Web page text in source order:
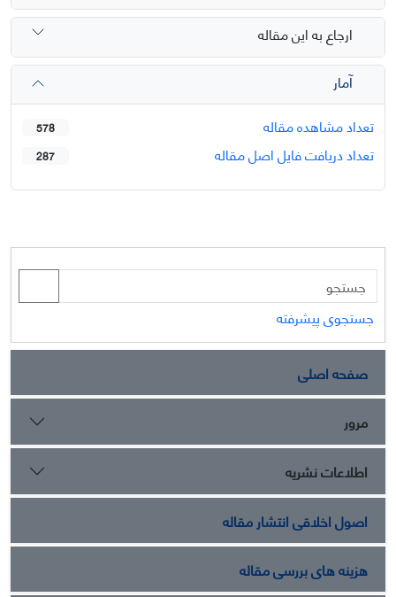
ارجاع به این مقاله
آمار
تعداد مشاهده مقاله
578
تعداد دریافت فایل اصل مقاله 287
جستجوی پیشرفته
صفحه اصلی
مرور
اطلاعات نشریه
اصول اخلاقی انتشار مقاله
هزینه های بررسی مقاله